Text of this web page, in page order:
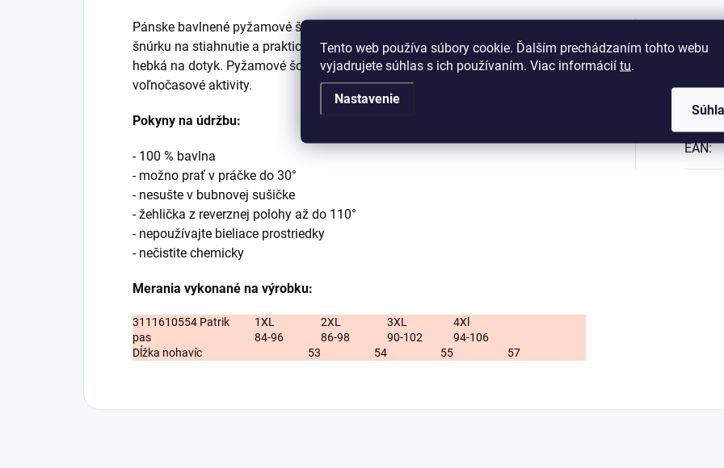
Tento web používa súbory cookie. Ďalším prechádzaním tohto webu
vyjadrujete súhlas s ich používaním. Viac informácií tu.
Nastavenie
Pánske bavlnené pyžamové šortky Patrik. Kárované šortky majú elastický pás,
šnúrku na stiahnutie a praktické vrecká. Tkanina zo 100 % bavlny je príjemná a
hebká na dotyk. Pyžamové šortky sú vhodné aj na každodenné nosenie na
voľnočasové aktivity.
Pokyny na údržbu:
- 100 % bavlna
- možno prať v práčke do 30°
- nesušte v bubnovej sušičke
- žehlička z reverznej polohy až do 110°
- nepoužívajte bieliace prostriedky
- nečistite chemicky
Merania vykonané na výrobku:
3111610554 Patrik 1XL 2XL 3XL
4Xl
pas
84-96 86-98 90-102
94-106
Dĺžka nohavíc
53 54 55 57
EAN: